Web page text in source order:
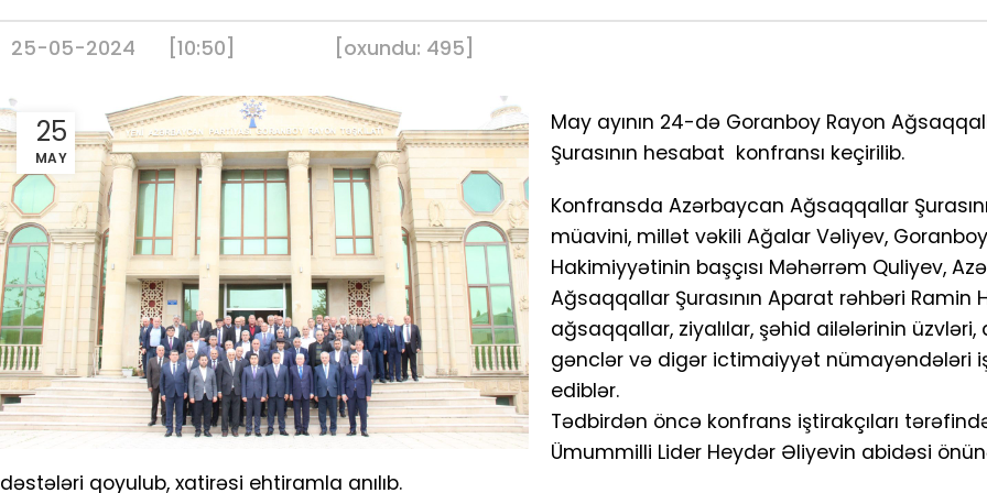
25-05-2024 [10:50] [oxundu: 495]
25
MAY
May ayının 24-də Goranboy Rayon
Şurasının hesabat konfransı keçirilib.
Konfransda Azərbaycan Ağsaqqallar
müavini, millət vəkili Ağalar Vəliyev,
Hakimiyyətinin başçısı Məhərrəm Quliyev,
Ağsaqqallar Şurasının Aparat rəhbəri Ramin
ağsaqqallar, ziyalılar, şəhid ailələrinin üzvləri,
gənclər və digər ictimaiyyət nümayəndələri
ediblər.
Tədbirdən öncə konfrans iştirakçıları
Ümummilli Lider Heydər Əliyevin abidəsi
dəstələri qoyulub, xatirəsi ehtiramla anılıb.